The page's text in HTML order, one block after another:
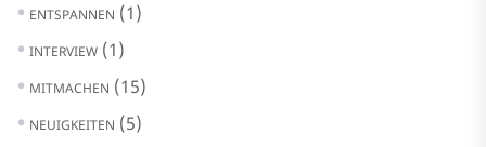
ENTSPANNEN (1)
INTERVIEW (1)
MITMACHEN (15)
NEUIGKEITEN (5)